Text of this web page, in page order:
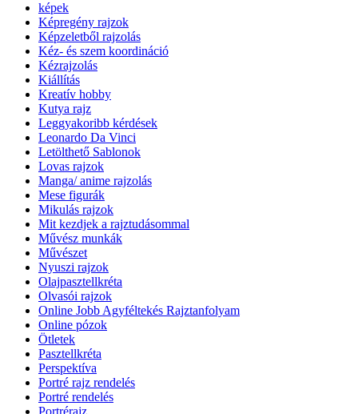
képek
Képregény rajzok
Képzeletből rajzolás
Kéz- és szem koordináció
Kézrajzolás
Kiállítás
Kreatív hobby
Kutya rajz
Leggyakoribb kérdések
Leonardo Da Vinci
Letölthető Sablonok
Lovas rajzok
Manga/ anime rajzolás
Mese figurák
Mikulás rajzok
Mit kezdjek a rajztudásommal
Művész munkák
Művészet
Nyuszi rajzok
Olajpasztellkréta
Olvasói rajzok
Online Jobb Agyféltekés Rajztanfolyam
Online pózok
Ötletek
Pasztellkréta
Perspektíva
Portré rajz rendelés
Portré rendelés
Portrérajz